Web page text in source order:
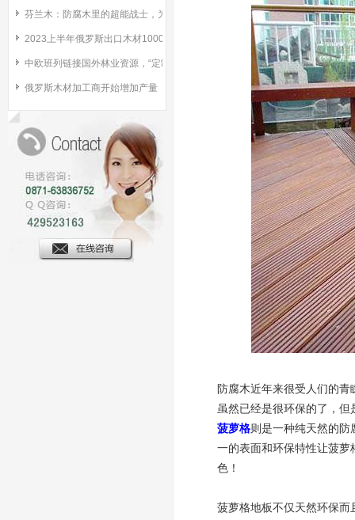
芬兰木：防腐木里的超能战士，为何成为高品质之选？
2023上半年俄罗斯出口木材1000万m³
中欧班列链接国外林业资源，“定制”俄材原木板在武汉面市
俄罗斯木材加工商开始增加产量
防腐木近年来很受人们的
虽然已经是很环保的了，
菠萝格则是一种纯天然的
一的表面和环保特性让菠
色！
菠萝格地板不仅天然环保